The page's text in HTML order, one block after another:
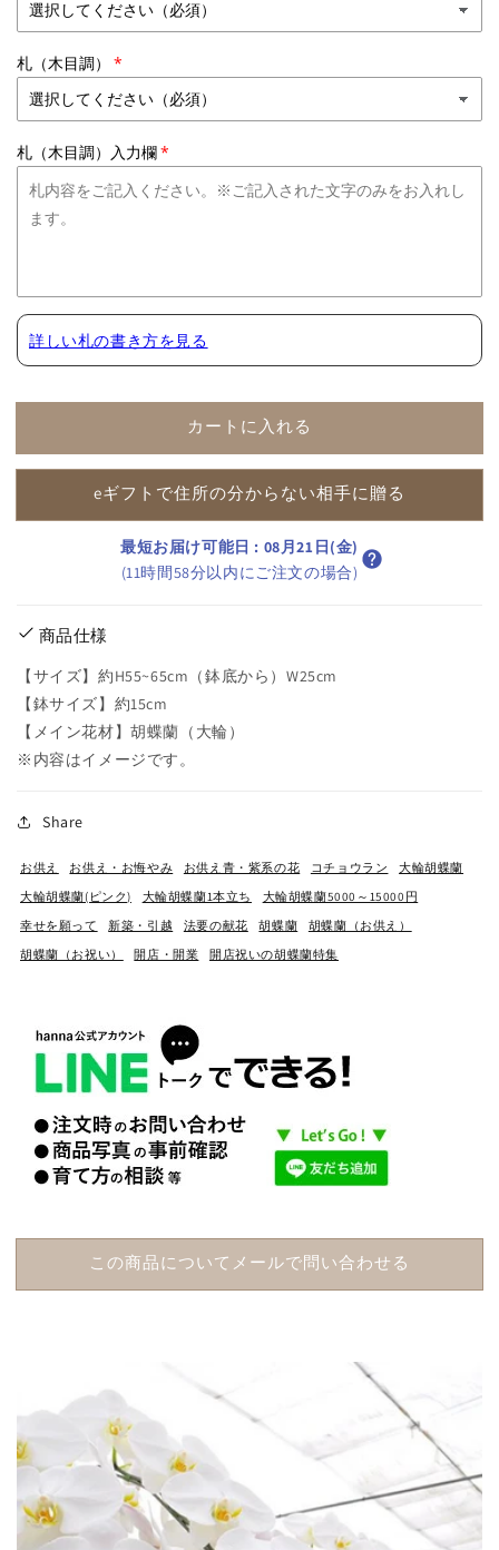
定
ピ
ン
ク
1
本
立
ち
前
後
減
す
定
ン
ク
1
本
立
前
後
増
や
す
札（木目調）
札（木目調）入力欄
詳しい札の書き方を見る
カートに入れる
eギフトで住所の分からない相手に贈る
最短お届け可能日 : 08月21日(金)
(11時間58分以内にご注文の場合)
商品仕様
【サイズ】約H55~65cm（鉢底から）W25cm
【鉢サイズ】約15cm
【メイン花材】胡蝶蘭（大輪）
※内容はイメージです。
Share
お供え お供え・お悔やみ お供え青・紫系の花 コチョウラン
大輪胡蝶蘭
大輪胡蝶蘭(ピンク)
大輪胡蝶蘭1本立ち
大輪胡蝶蘭5000～15000円
幸せを願って
新築・引越 法要の献花 胡蝶蘭
胡蝶蘭（お供え）
胡蝶蘭（お祝い）
開店・開業 開店祝いの胡蝶蘭特集
この商品についてメールで問い合わせる